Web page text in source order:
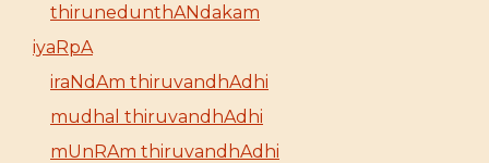
thirunedunthANdakam
iyaRpA
iraNdAm thiruvandhAdhi
mudhal thiruvandhAdhi
mUnRAm thiruvandhAdhi